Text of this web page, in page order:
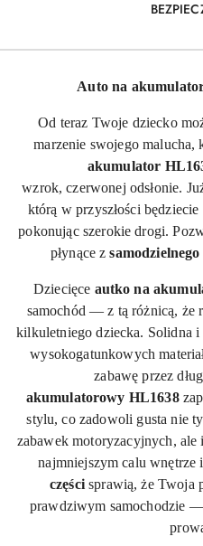
Auto na
Od teraz Twoje dziecko
marzenie swojego
akumulator
wzrok, czerwonej odsłonie.
którą w przyszłości
pokonując szerokie drogi.
płynące z
Dziecięce autko na
samochód — z tą różnicą, że
kilkuletniego dziecka. Solidna
wysokogatunkowych
zabawę przez
akumulatorowy HL1638
stylu, co zadowoli gusta nie
zabawek motoryzacyjnych,
najmniejszym calu wnętrze i
częścisprawią, że Twoja
prawdziwym samochodzie